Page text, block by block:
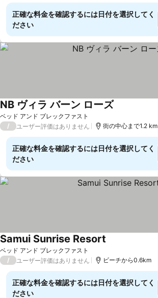
正確な料金を確認するには日付を選択してく
ださい
ベッド アンド ブレックファスト
NB ヴィラ バーン ローズ
/ ユーザー評価はありません 街の中心まで1.2 km
正確な料金を確認するには日付を選択してく
ださい
ベッド アンド ブレックファスト
Samui Sunrise Resort
/ ユーザー評価はありません ビーチから0.6km
正確な料金を確認するには日付を選択してく
ださい